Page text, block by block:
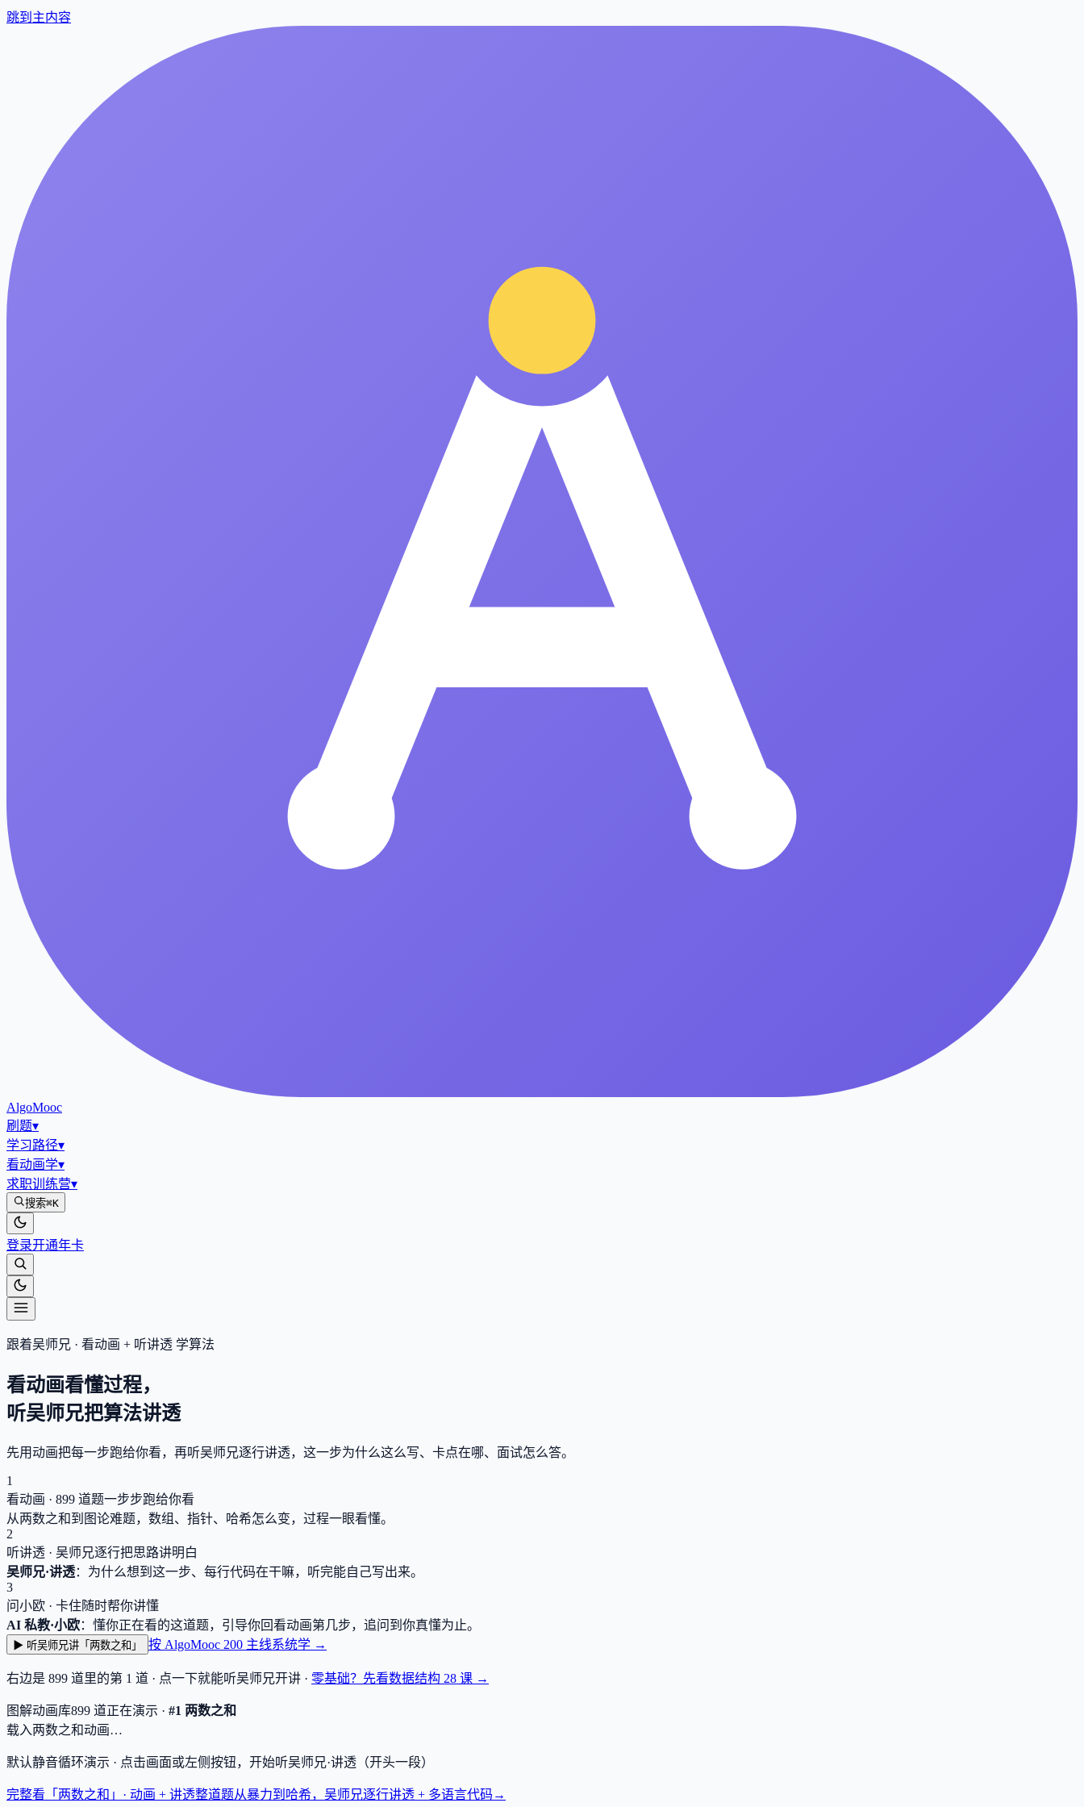
跳到主内容
AlgoMooc
刷题▾
学习路径▾
看动画学▾
求职训练营▾
搜索⌘K
登录开通年卡
跟着吴师兄 · 看动画 + 听讲透 学算法
看动画看懂过程，
听吴师兄把算法讲透
先用动画把每一步跑给你看，再听吴师兄逐行讲透，这一步为什么这么写、卡点在哪、面试怎么答。
1
看动画 · 899 道题一步步跑给你看
从两数之和到图论难题，数组、指针、哈希怎么变，过程一眼看懂。
2
听讲透 · 吴师兄逐行把思路讲明白
吴师兄·讲透：为什么想到这一步、每行代码在干嘛，听完能自己写出来。
3
问小欧 · 卡住随时帮你讲懂
AI 私教·小欧：懂你正在看的这道题，引导你回看动画第几步，追问到你真懂为止。
▶ 听吴师兄讲「两数之和」 按 AlgoMooc 200 主线系统学 →
右边是 899 道里的第 1 道 · 点一下就能听吴师兄开讲 · 零基础？先看数据结构 28 课 →
图解动画库899 道正在演示 · #1 两数之和
载入两数之和动画…
默认静音循环演示 · 点击画面或左侧按钮，开始听吴师兄·讲透（开头一段）
完整看「两数之和」· 动画 + 讲透整道题从暴力到哈希，吴师兄逐行讲透 + 多语言代码 →